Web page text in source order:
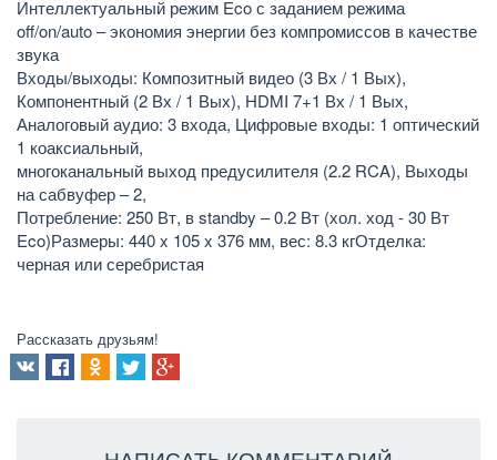
Интеллектуальный режим Eco с заданием режима
off/on/auto – экономия энергии без компромиссов в качестве
звука
Входы/выходы: Композитный видео (3 Вх / 1 Вых),
Компонентный (2 Вх / 1 Вых), HDMI 7+1 Вх / 1 Вых,
Аналоговый аудио: 3 входа, Цифровые входы: 1 оптический
1 коаксиальный,
многоканальный выход предусилителя (2.2 RCA), Выходы
на сабвуфер – 2,
Потребление: 250 Вт, в standby – 0.2 Вт (хол. ход - 30 Вт
Eco)Размеры: 440 x 105 x 376 мм, вес: 8.3 кгОтделка:
черная или серебристая
Рассказать друзьям!